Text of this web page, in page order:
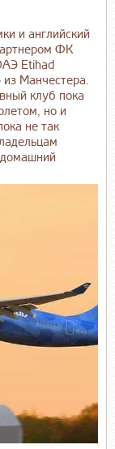
и английский
ФК
Etihad
Манчестера.
клуб пока
но и
не так